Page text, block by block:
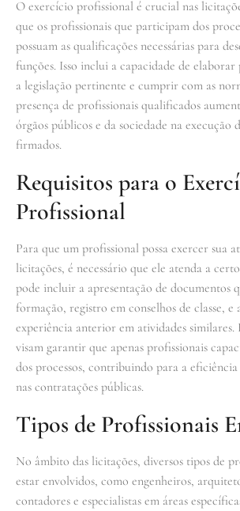
O exercício profissional é crucial nas
que os profissionais que participam dos
possuam as qualificações necessárias para
funções. Isso inclui a capacidade de
a legislação pertinente e cumprir com as
presença de profissionais qualificados
órgãos públicos e da sociedade na execução
firmados.
Requisitos para o
Profissional
Para que um profissional possa exercer sua
licitações, é necessário que ele atenda a
pode incluir a apresentação de documentos
formação, registro em conselhos de classe, e
experiência anterior em atividades similares.
visam garantir que apenas profissionais
dos processos, contribuindo para a
nas contratações públicas.
Tipos de Profissionais
No âmbito das licitações, diversos tipos de
estar envolvidos, como engenheiros,
contadores e especialistas em áreas